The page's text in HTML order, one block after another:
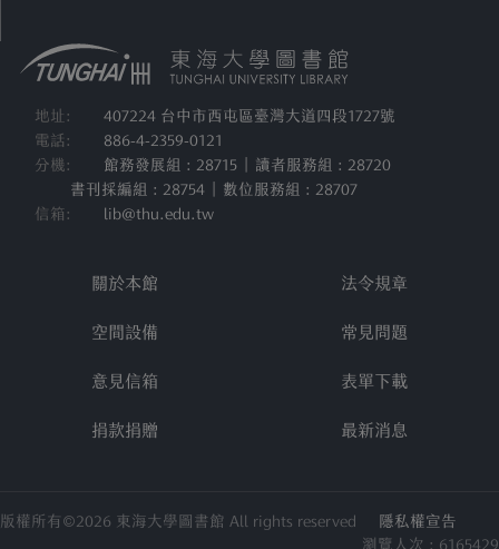
地址:
407224 台中市西屯區臺灣大道四段1727號
電話:
886-4-2359-0121
分機:
館務發展組 : 28715 | 讀者服務組 : 28720
書刊採編組 : 28754 | 數位服務組 : 28707
信箱:
lib@thu.edu.tw
關於本館
空間設備
意見信箱
捐款捐贈
法令規章
常見問題
表單下載
最新消息
版權所有©2026 東海大學圖書館 All rights reserved
隱私權宣告
瀏覽人次 : 6165429